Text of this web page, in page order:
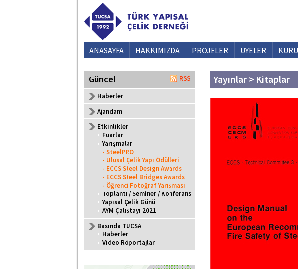
ANASAYFA HAKKIMIZDA PROJELER ÜYELER
Güncel
Haberler
Ajandam
Etkinlikler
• Fuarlar
• Yarışmalar
- SteelPRO
- Ulusal Çelik Yapı Ödülleri
- ECCS Steel Design Awards
- ECCS Steel Bridges Awards
- Öğrenci Fotoğraf Yarışması
• Toplantı / Seminer / Konferans
• Yapısal Çelik Günü
• AYM Çalıştayı 2021
Basında TUCSA
• Haberler
• Video Röportajlar
Yayınlar > Kitaplar